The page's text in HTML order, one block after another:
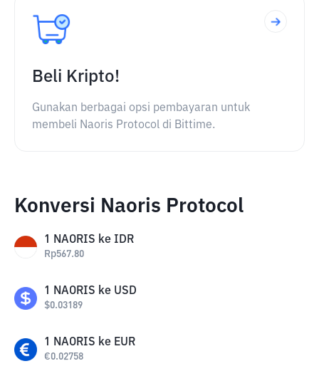
Beli Kripto!
Gunakan berbagai opsi pembayaran untuk
membeli Naoris Protocol di Bittime.
Konversi Naoris Protocol
1 NAORIS ke IDR
Rp567.80
1 NAORIS ke USD
$0.03189
1 NAORIS ke EUR
€0.02758